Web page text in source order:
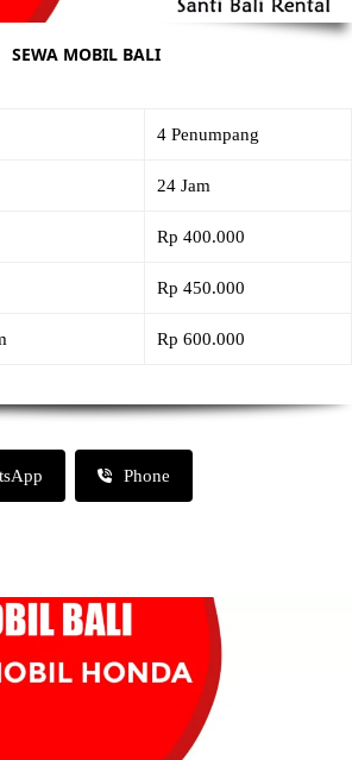
SEWA MOBIL BALI
4 Penumpang
24 Jam
Rp 400.000
Rp 450.000
Rp 600.000
Phone